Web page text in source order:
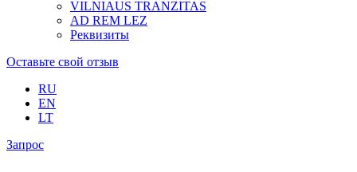
VILNIAUS TRANZITAS
AD REM LEZ
Реквизиты
Оставьте свой отзыв
RU
EN
LT
Запрос